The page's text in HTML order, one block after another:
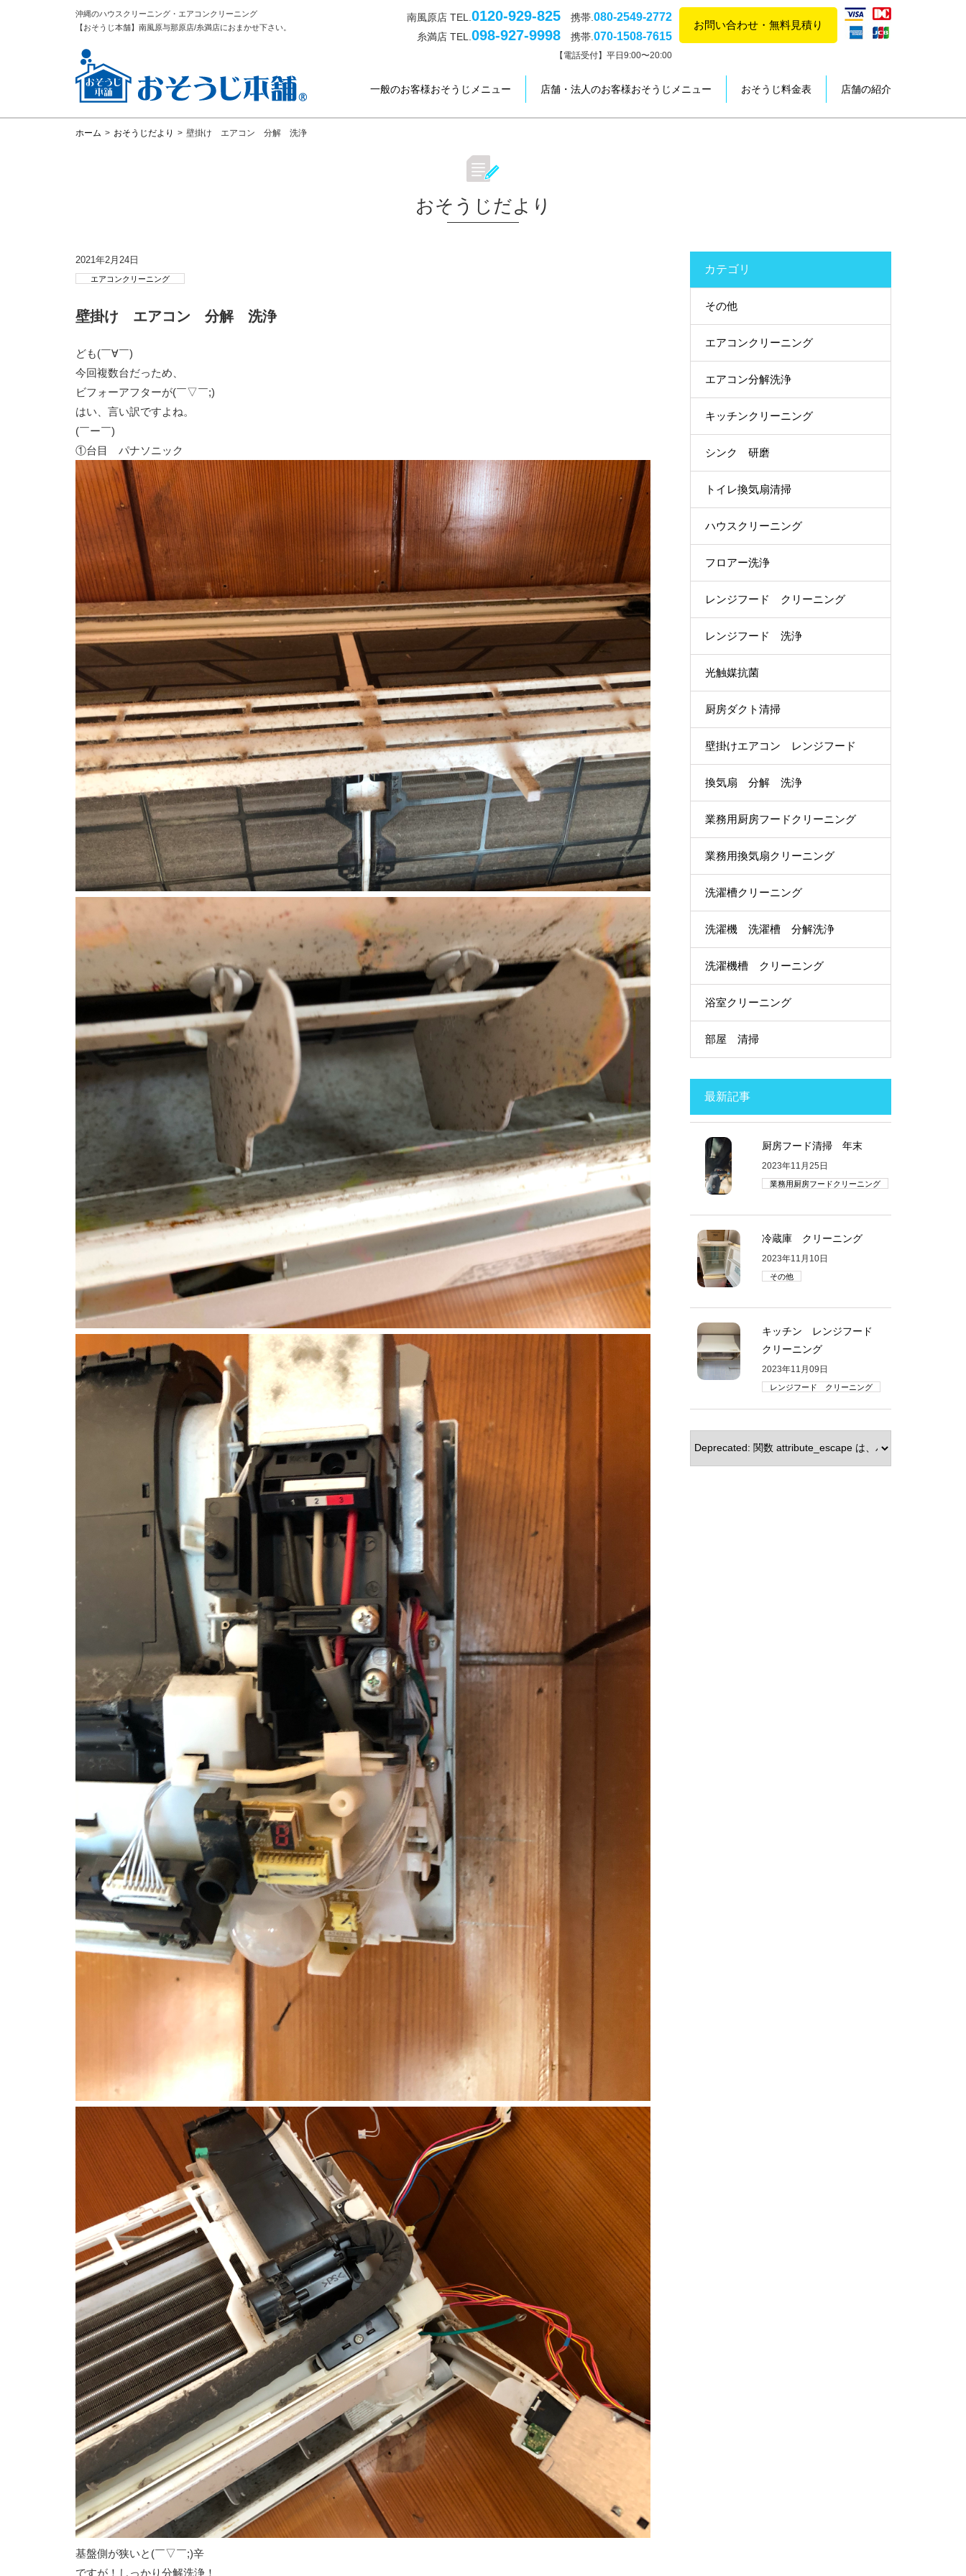
沖縄のハウスクリーニング・エアコンクリーニング
【おそうじ本舗】南風原与那原店/糸満店におまかせ下さい。
南風原店 TEL. 0120-929-825携帯. 080-2549-2772
糸満店 TEL. 098-927-9998携帯. 070-1508-7615
【電話受付】平日9:00〜20:00
お問い合わせ・無料見積り
一般のお客様おそうじメニュー 店舗・法人のお客様おそうじメニュー おそうじ料金表 店舗の紹介
ホーム > おそうじだより > 壁掛け エアコン 分解 洗浄
おそうじだより
2021年2月24日
エアコンクリーニング
壁掛け エアコン 分解 洗浄
ども(￣∀￣)
今回複数台だっため、
ビフォーアフターが(￣▽￣;)
はい、言い訳ですよね。
(￣ー￣)
①台目 パナソニック
基盤側が狭いと(￣▽￣;)辛
ですが！しっかり分解洗浄！
カテゴリ
その他
エアコンクリーニング
エアコン分解洗浄
キッチンクリーニング
シンク 研磨
トイレ換気扇清掃
ハウスクリーニング
フロアー洗浄
レンジフード クリーニング
レンジフード 洗浄
光触媒抗菌
厨房ダクト清掃
壁掛けエアコン レンジフード
換気扇 分解 洗浄
業務用厨房フードクリーニング
業務用換気扇クリーニング
洗濯槽クリーニング
洗濯機 洗濯槽 分解洗浄
洗濯機槽 クリーニング
浴室クリーニング
部屋 清掃
最新記事
厨房フード清掃 年末
2023年11月25日
業務用厨房フードクリーニング
冷蔵庫 クリーニング
2023年11月10日
その他
キッチン レンジフード
クリーニング
2023年11月09日
レンジフード クリーニング